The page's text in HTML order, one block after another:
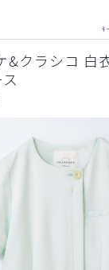
&クラシコ 白